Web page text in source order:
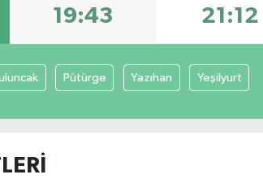
19:43 21:12
Pütürge Yazıhan Yeşilyurt